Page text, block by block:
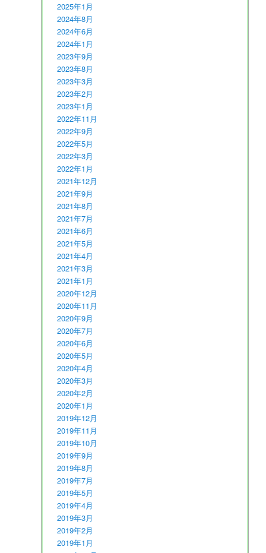
2025年1月
2024年8月
2024年6月
2024年1月
2023年9月
2023年8月
2023年3月
2023年2月
2023年1月
2022年11月
2022年9月
2022年5月
2022年3月
2022年1月
2021年12月
2021年9月
2021年8月
2021年7月
2021年6月
2021年5月
2021年4月
2021年3月
2021年1月
2020年12月
2020年11月
2020年9月
2020年7月
2020年6月
2020年5月
2020年4月
2020年3月
2020年2月
2020年1月
2019年12月
2019年11月
2019年10月
2019年9月
2019年8月
2019年7月
2019年5月
2019年4月
2019年3月
2019年2月
2019年1月